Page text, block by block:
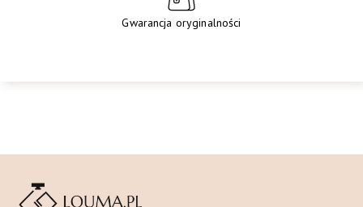
Gwarancja oryginalności